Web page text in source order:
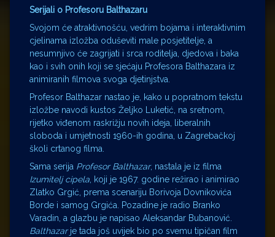
Serijali o Profesoru Balthazaru
Svojom će atraktivnošću, vedrim bojama i interaktivnim
cjelinama izložba oduševiti male posjetitelje, a
nesumnjivo će zagrijati i srca roditelja, djedova i baka
kao i svih onih koji se sjećaju Profesora Balthazara iz
animiranih filmova svoga djetinjstva.
Profesor Balthazar nastao je, kako u popratnom tekstu
izložbe navodi kustos Željko Luketić, na sretnom,
rijetko viđenom raskrižju novih ideja, liberalnih
sloboda i umjetnosti 1960-ih godina, u Zagrebačkoj
školi crtanog filma.
Sama serija Profesor Balthazar, nastala je iz filma
Izumitelj cipela , koji je 1967. godine režirao i animirao
Zlatko Grgić, prema scenariju Borivoja Dovnikovića
Borde i samog Grgića. Pozadine je radio Branko
Varadin, a glazbu je napisao Aleksandar Bubanović.
Balthazarje tada još uvijek bio po svemu tipičan film